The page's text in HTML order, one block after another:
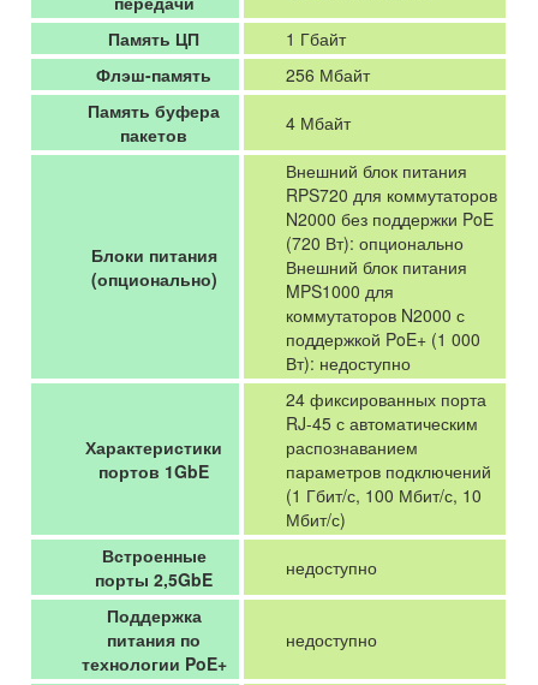
Память ЦП
1 Гбайт
Флэш-память
256 Мбайт
Память буфера
пакетов
4 Мбайт
Блоки питания
(опционально)
Внешний блок питания
RPS720 для коммутаторов
N2000 без поддержки PoE
(720 Вт): опционально
Внешний блок питания
MPS1000 для
коммутаторов N2000 с
поддержкой PoE+ (1 000
Вт): недоступно
Характеристики
портов 1GbE
24 фиксированных порта
RJ-45 с автоматическим
распознаванием
параметров подключений
(1 Гбит/с, 100 Мбит/с, 10
Мбит/с)
Встроенные
порты 2,5GbE
недоступно
Поддержка
питания по
технологии PoE+
недоступно